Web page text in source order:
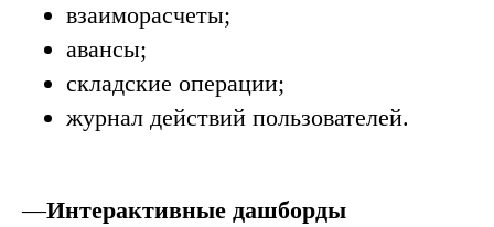
взаиморасчеты;
авансы;
складские операции;
журнал действий пользователей.
—Интерактивные дашборды